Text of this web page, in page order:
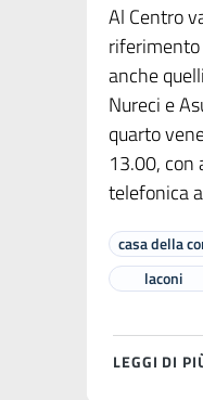
Al Centro
anche
Nureci e
quarto
13.00, con
telefonica
casa della
laconi
LEGGI DI